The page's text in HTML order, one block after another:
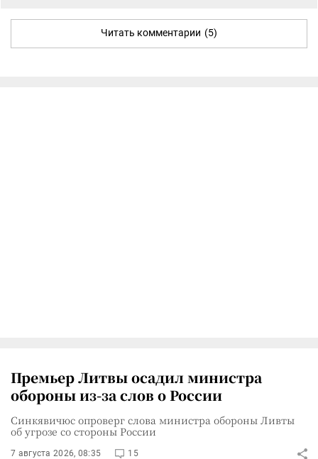
Читать комментарии (5)
Премьер Литвы осадил министра
обороны из-за слов о России
Синкявичюс опроверг слова министра обороны Ливты
об угрозе со стороны России
7 августа 2026, 08:35 15